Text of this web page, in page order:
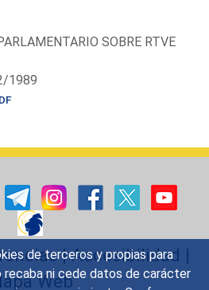
de terceros y propias para
recaba ni cede datos de carácter
SOBRE RTVE
1989
|Accesibilidad |
Web